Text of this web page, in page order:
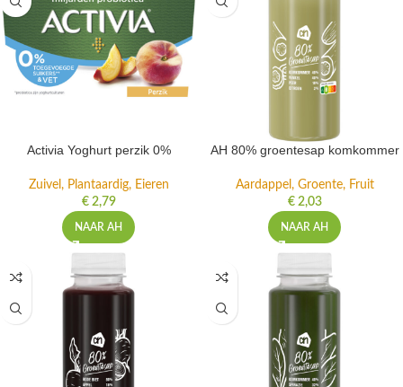
Activia Yoghurt perzik 0%
Zuivel, Plantaardig, Eieren
€2,79
NAAR AH
AH 80% groentesap komkommer
Aardappel, Groente, Fruit
€2,03
NAAR AH